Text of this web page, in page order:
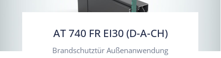
AT 740 FR EI30 (D-A-CH)
Brandschutztür Außenanwendung